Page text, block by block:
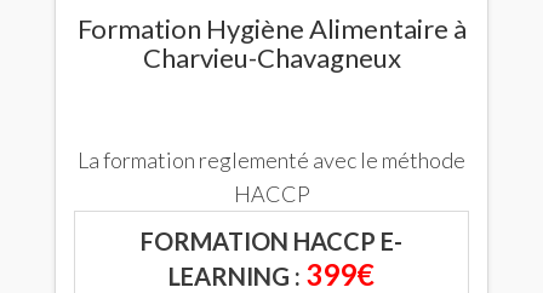
Formation Hygiène Alimentaire à
Charvieu-Chavagneux
La formation reglementé avec le méthode
HACCP
FORMATION HACCP E-
LEARNING : 399€